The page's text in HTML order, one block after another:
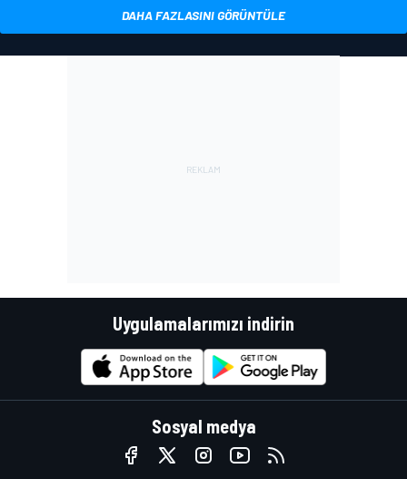
DAHA FAZLASINI GÖRÜNTÜLE
Uygulamalarımızı indirin
Sosyal medya